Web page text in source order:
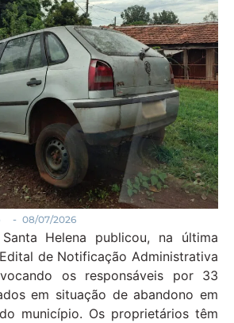
- 08/07/2026
Helena publicou, na última
de Notificação Administrativa
os responsáveis por 33
em situação de abandono em
município. Os proprietários têm